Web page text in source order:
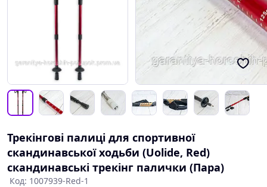
Трекінгові палиці для спортивної
скандинавської ходьби (Uolide, Red)
скандинавські трекінг палички (Пара)
Код: 1007939-Red-1